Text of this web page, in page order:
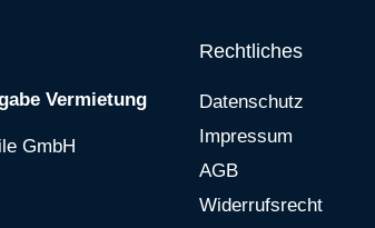
Vermietung
GmbH
Rechtliches
Datenschutz
Impressum
AGB
Widerrufsrecht